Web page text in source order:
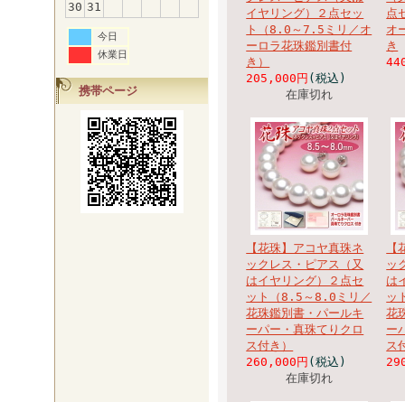
30 31
今日
休業日
携帯ページ
イヤリング）２点セッ
ト（8.0～7.5ミリ／オ
ーロラ花珠鑑別書付
き）
205,000円 (税込)
在庫切れ
点
オ
き
【花珠】アコヤ真珠ネ
ックレス・ピアス（又
はイヤリング）２点セ
ット（8.5～8.0ミリ／
花珠鑑別書・パールキ
ーパー・真珠てりクロ
ス付き）
260,000円 (税込)
在庫切れ
ッ
は
ッ
花
ー
ス